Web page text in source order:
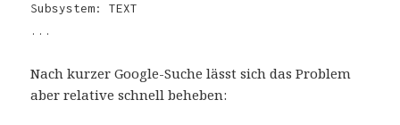
Subsystem: TEXT
...
Nach kurzer Google-Suche lässt sich das Problem
aber relative schnell beheben: